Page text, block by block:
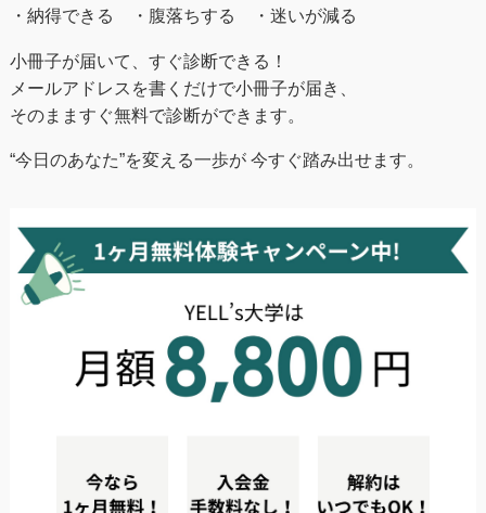
・納得できる ・腹落ちする ・迷いが減る
小冊子が届いて、すぐ診断できる！
メールアドレスを書くだけで小冊子が届き、
そのまますぐ無料で診断ができます。
“今日のあなた”を変える一歩が 今すぐ踏み出せます。